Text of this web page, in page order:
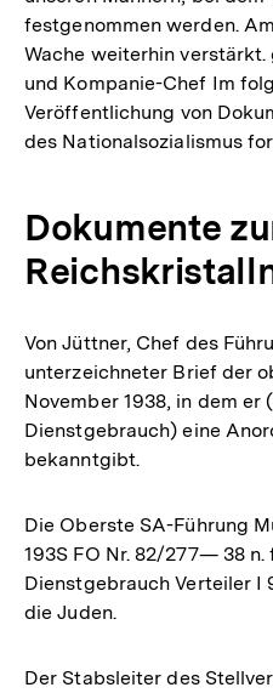
festgenommen werden.
Wache weiterhin
und Kompanie-Chef Im
Veröffentlichung von
des Nationalsozialismus
Dokumente
Von Jüttner, Chef des
unterzeichneter Brief der
November 1938, in dem er
Dienstgebrauch) eine
bekanntgibt.
Die Oberste SA-Führung
193S FO Nr. 82/277— 38
Dienstgebrauch Verteiler I
die Juden.
Der Stabsleiter des